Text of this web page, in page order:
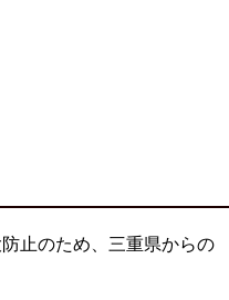
止のため、三重県からの